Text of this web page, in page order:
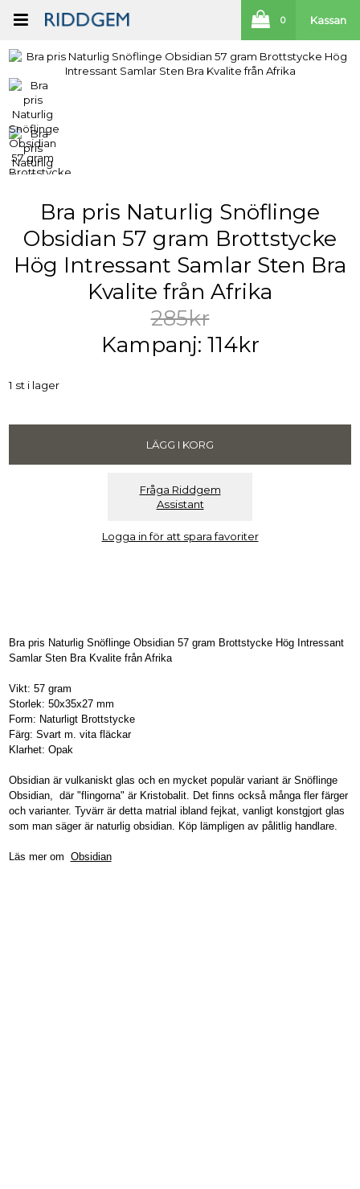
0 Kassan
Bra pris Naturlig Snöflinge
Obsidian 57 gram Brottstycke
Hög Intressant Samlar Sten Bra
Kvalite från Afrika
285kr
Kampanj: 114kr
1 st i lager
Fråga Riddgem
Assistant
Logga in för att spara favoriter
Bra pris Naturlig Snöflinge Obsidian 57 gram Brottstycke Hög Intressant
Samlar Sten Bra Kvalite från Afrika
Vikt: 57 gram
Storlek: 50x35x27 mm
Form: Naturligt Brottstycke
Färg: Svart m. vita fläckar
Klarhet: Opak
Obsidian är vulkaniskt glas och en mycket populär variant är Snöflinge
Obsidian, där "flingorna" är Kristobalit. Det finns också många fler färger
och varianter. Tyvärr är detta matrial ibland fejkat, vanligt konstgjort glas
som man säger är naturlig obsidian. Köp lämpligen av pålitlig handlare.
Läs mer om Obsidian